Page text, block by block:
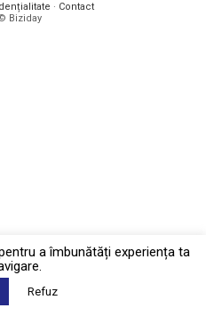
· Contact
Biziday
a îmbunătăți experiența ta
Refuz